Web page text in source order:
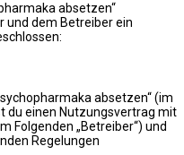
absetzen“
und dem Betreiber ein
absetzen“ (im
du einen Nutzungsvertrag mit
Folgenden „Betreiber“) und
Regelungen